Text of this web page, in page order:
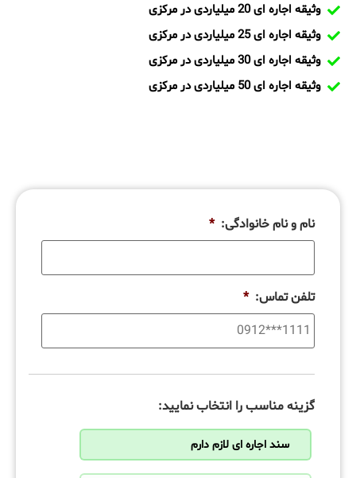
وثیقه اجاره ای 20 میلیاردی در مرکزی
وثیقه اجاره ای 25 میلیاردی در مرکزی
وثیقه اجاره ای 30 میلیاردی در مرکزی
وثیقه اجاره ای 50 میلیاردی در مرکزی
نام و نام خانوادگی: *
تلفن تماس: *
گزینه مناسب را انتخاب نمایید:
سند اجاره ای لازم دارم